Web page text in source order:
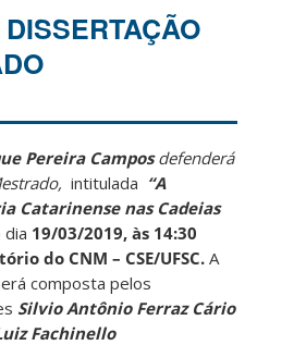
Pereira Camposdefenderá
intitulada “A
Catarinense nas Cadeias
dia 19/03/2019, às 14:30
do CNM – CSE/UFSC. A
composta pelos
Silvio Antônio Ferraz Cário
Fachinello